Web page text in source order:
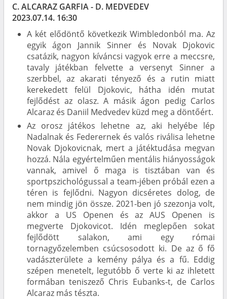
C. ALCARAZ GARFIA - D. MEDVEDEV
2023.07.14. 16:30
A két elődöntő következik Wimbledonból ma. Az
egyik ágon Jannik Sinner és Novak Djokovic
csatázik, nagyon kíváncsi vagyok erre a meccsre,
tavaly játékban felvette a versenyt Sinner a
szerbbel, az akarati tényező és a rutin miatt
kerekedett felül Djokovic, hátha idén mutat
fejlődést az olasz. A másik ágon pedig Carlos
Alcaraz és Daniil Medvedev küzd meg a döntőért.
Az orosz játékos lehetne az, aki helyébe lép
Nadalnak és Federernek és valós riválisa lehetne
Novak Djokovicnak, mert a játéktudása megvan
hozzá. Nála egyértelműen mentális hiányosságok
vannak, amivel ő maga is tisztában van és
sportpszichológussal a team-jében próbál ezen a
téren is fejlődni. Nagyon dicséretes dolog, de
nem mindig jön össze. 2021-ben jó szezonja volt,
akkor a US Openen és az AUS Openen is
megverte Djokovicot. Idén meglepően sokat
fejlődött salakon, ami egy római
tornagyőzelemben csúcsosodott ki. De az ő fő
vadászterülete a kemény pálya és a fű. Eddig
szépen menetelt, legutóbb ő verte ki az ihletett
formában teniszező Chris Eubanks-t, de Carlos
Alcaraz más tészta.